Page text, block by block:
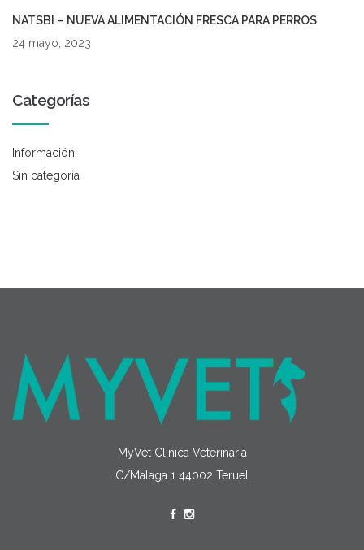
NATSBI – NUEVA ALIMENTACIÓN FRESCA PARA PERROS
24 mayo, 2023
Categorías
Información
Sin categoría
MyVet Clínica Veterinaria
C/Malaga 1 44002 Teruel